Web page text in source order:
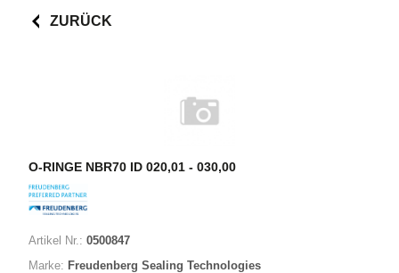
ZURÜCK
O-RINGE NBR70 ID 020,01 - 030,00
Artikel Nr.: 0500847
Marke: Freudenberg Sealing Technologies